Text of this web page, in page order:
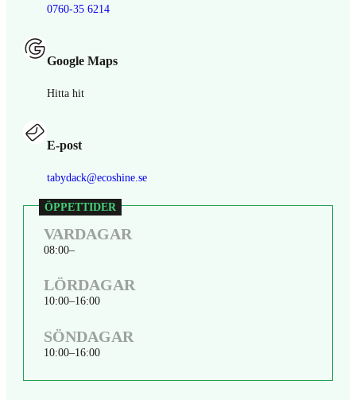
0760-35 6214
Google Maps
Hitta hit
E-post
tabydack@ecoshine.se
VARDAGAR
08:00
LÖRDAGAR
10:00 16:00
SÖNDAGAR
10:00 16:00